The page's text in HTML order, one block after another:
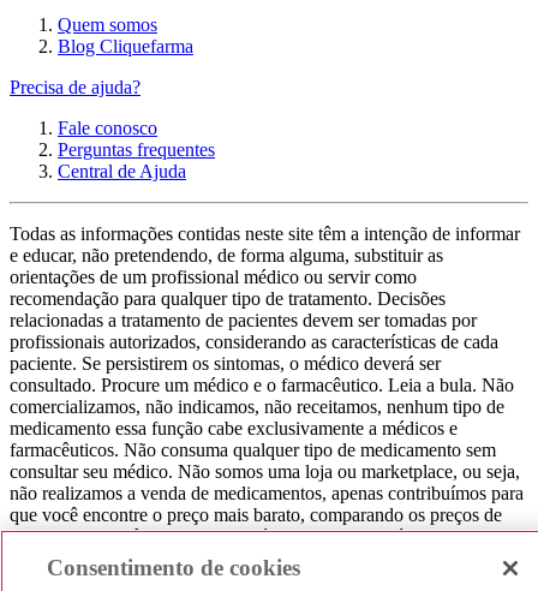
Quem somos
Blog Cliquefarma
Precisa de ajuda?
Fale conosco
Perguntas frequentes
Central de Ajuda
Todas as informações contidas neste site têm a intenção de informar
e educar, não pretendendo, de forma alguma, substituir as
orientações de um profissional médico ou servir como
recomendação para qualquer tipo de tratamento. Decisões
relacionadas a tratamento de pacientes devem ser tomadas por
profissionais autorizados, considerando as características de cada
paciente. Se persistirem os sintomas, o médico deverá ser
consultado. Procure um médico e o farmacêutico. Leia a bula. Não
comercializamos, não indicamos, não receitamos, nenhum tipo de
medicamento essa função cabe exclusivamente a médicos e
farmacêuticos. Não consuma qualquer tipo de medicamento sem
consultar seu médico. Não somos uma loja ou marketplace, ou seja,
não realizamos a venda de medicamentos, apenas contribuímos para
que você encontre o preço mais barato, comparando os preços de
produtos farmacêuticos. Contribuímos e damos auxílio para que sua
experiência seja bem-sucedida, mas a finalização da compra
acontece nos sites das nossas lojas parceiras.
Consentimento de cookies